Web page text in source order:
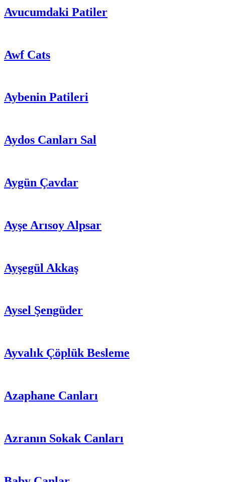
Avucumdaki Patiler
Awf Cats
Aybenin Patileri
Aydos Canları Sal
Aygün Çavdar
Ayşe Arısoy Alpsar
Ayşegül Akkaş
Aysel Şengüder
Ayvalık Çöplük Besleme
Azaphane Canları
Azranın Sokak Canları